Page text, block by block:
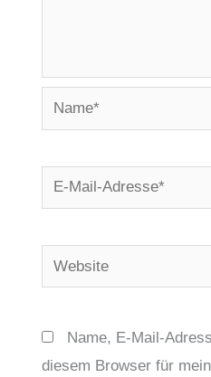
Name*
E-
Mail-
Website
Name, E-Mail-
diesem Browser für